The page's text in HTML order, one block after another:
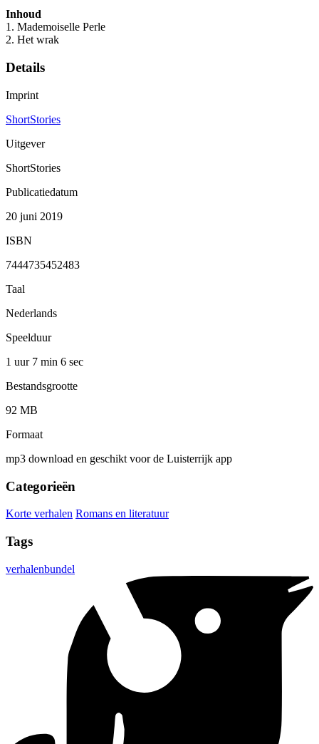
Inhoud
1. Mademoiselle Perle
2. Het wrak
Details
Imprint
ShortStories
Uitgever
ShortStories
Publicatiedatum
20 juni 2019
ISBN
7444735452483
Taal
Nederlands
Speelduur
1 uur 7 min 6 sec
Bestandsgrootte
92 MB
Formaat
mp3 download en geschikt voor de Luisterrijk app
Categorieën
Korte verhalen Romans en literatuur
Tags
verhalenbundel